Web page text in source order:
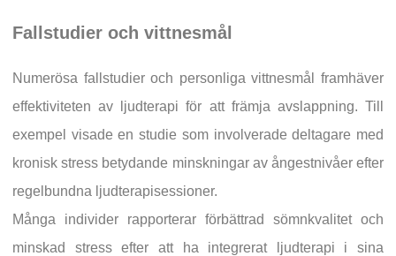
Fallstudier och vittnesmål
Numerösa fallstudier och personliga vittnesmål framhäver
effektiviteten av ljudterapi för att främja avslappning. Till
exempel visade en studie som involverade deltagare med
kronisk stress betydande minskningar av ångestnivåer efter
regelbundna ljudterapisessioner.
Många individer rapporterar förbättrad sömnkvalitet och
minskad stress efter att ha integrerat ljudterapi i sina